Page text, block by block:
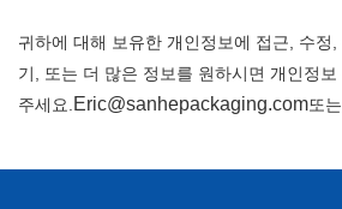
귀하에 대해 보유한 개인정보에 접근, 수정
기, 또는 더 많은 정보를 원하시면 개인정
주세요. Eric@sanhepackaging.com또